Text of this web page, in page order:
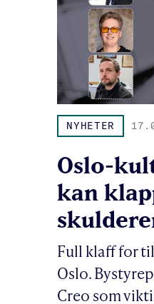
NYHETER
Oslo-
kan
Full klaff for
Oslo.
Creo som